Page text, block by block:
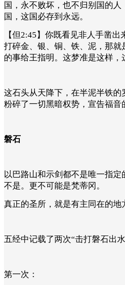
国，永不败坏，也不归别国的
国，这国必存到永远。
【但2:45】你既看见非人手凿出
打碎金、银、铜、铁、泥，那
的事给王指明。这梦准是这样，
这石头从天降下，在半泥半铁的
粉碎了一切黑暗权势，宣告福音
磐石
以巴路山和示剑都不是唯一指
不是。更不可能是梵蒂冈。
真正的圣所，就是有主同在的地
五经中记载了两次“击打磐石出水
第一次：